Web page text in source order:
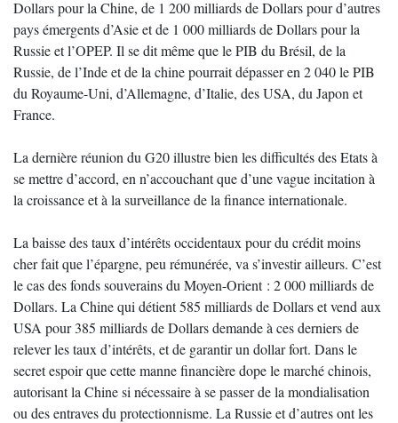
Dollars pour la Chine, de 1 200 milliards de Dollars pour d’autres
pays émergents d’Asie et de 1 000 milliards de Dollars pour la
Russie et l’OPEP. Il se dit même que le PIB du Brésil, de la
Russie, de l’Inde et de la chine pourrait dépasser en 2 040 le PIB
du Royaume-Uni, d’Allemagne, d’Italie, des USA, du Japon et
France.
La dernière réunion du G20 illustre bien les difficultés des Etats à
se mettre d’accord, en n’accouchant que d’une vague incitation à
la croissance et à la surveillance de la finance internationale.
La baisse des taux d’intérêts occidentaux pour du crédit moins
cher fait que l’épargne, peu rémunérée, va s’investir ailleurs. C’est
le cas des fonds souverains du Moyen-Orient : 2 000 milliards de
Dollars. La Chine qui détient 585 milliards de Dollars et vend aux
USA pour 385 milliards de Dollars demande à ces derniers de
relever les taux d’intérêts, et de garantir un dollar fort. Dans le
secret espoir que cette manne financière dope le marché chinois,
autorisant la Chine si nécessaire à se passer de la mondialisation
ou des entraves du protectionnisme. La Russie et d’autres ont les